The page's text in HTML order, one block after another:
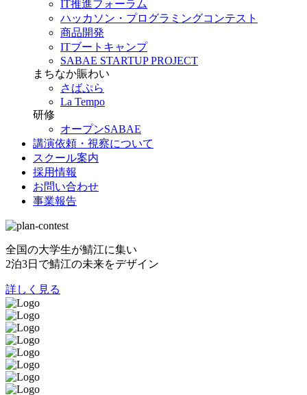
IT推進フォーラム
ハッカソン・プログラミングコンテスト
商品開発
ITブートキャンプ
SABAE STARTUP PROJECT
まちなか賑わい
さばぷら
La Tempo
研修
オープンSABAE
講演依頼・視察について
スクール案内
採用情報
お問い合わせ
事業報告
全国の大学生が鯖江に集い
2泊3日で鯖江の未来をデザイン
詳しく見る